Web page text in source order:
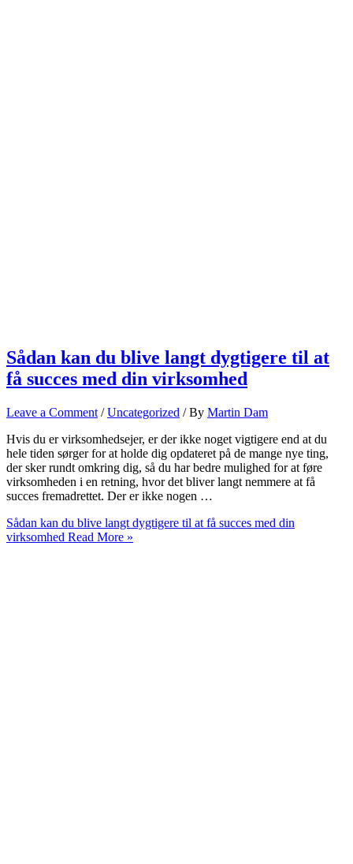
Sådan kan du blive langt dygtigere til at
få succes med din virksomhed
Leave a Comment /Uncategorized / By Martin Dam
Hvis du er virksomhedsejer, er der ikke noget vigtigere end at du
hele tiden sørger for at holde dig opdateret på de mange nye ting,
der sker rundt omkring dig, så du har bedre mulighed for at føre
virksomheden i en retning, hvor det bliver langt nemmere at få
succes fremadrettet. Der er ikke nogen …
Sådan kan du blive langt dygtigere til at få succes med din
virksomhed Read More »